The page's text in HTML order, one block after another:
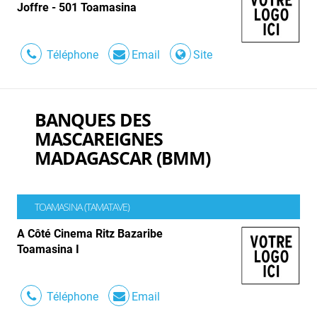
Joffre - 501 Toamasina
Téléphone Email Site
BANQUES DES
MASCAREIGNES
MADAGASCAR (BMM)
TOAMASINA (TAMATAVE)
A Côté Cinema Ritz Bazaribe
Toamasina I
Téléphone Email